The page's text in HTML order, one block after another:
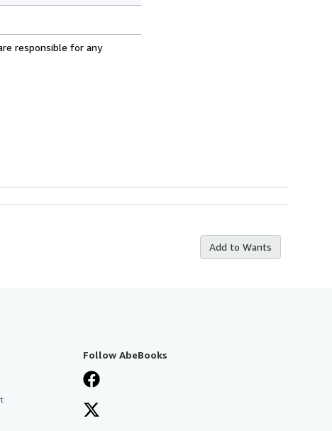
responsible for any
Add to Wants
Follow AbeBooks